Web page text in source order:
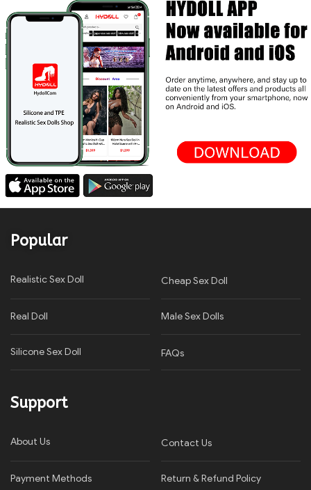
paikassa.
Popular
Realistic Sex Doll Cheap Sex Doll
Real Doll Male Sex Dolls
Silicone Sex Doll FAQs
Support
About Us Contact Us
Payment Methods Return & Refund Policy